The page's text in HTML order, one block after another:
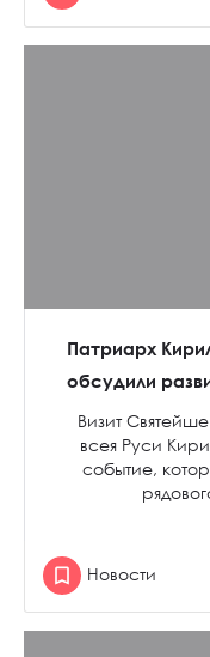
Патриарх
обсудили
Визит
всея Руси
событие,
Новости